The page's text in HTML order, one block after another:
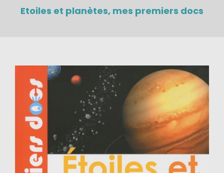
Etoiles et planètes, mes premiers docs